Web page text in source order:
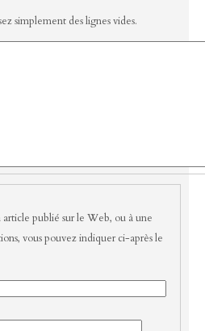
simplement des lignes vides.
article publié sur le Web, ou à une
vous pouvez indiquer ci-après le